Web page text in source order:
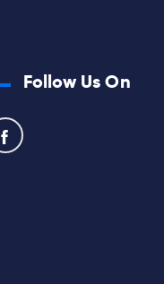
Follow Us On